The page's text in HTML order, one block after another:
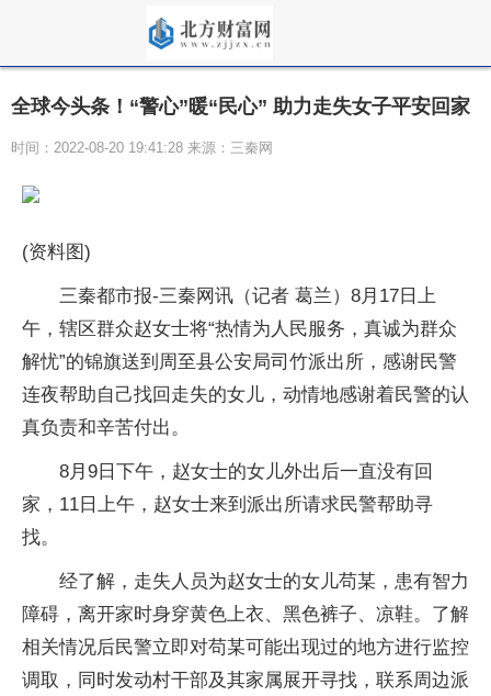
全球今头条！“警心”暖“民心” 助力走失女子平安回家
时间：2022-08-20 19:41:28 来源：三秦网
(资料图)
三秦都市报-三秦网讯（记者 葛兰）8月17日上
午，辖区群众赵女士将“热情为人民服务，真诚为群众
解忧”的锦旗送到周至县公安局司竹派出所，感谢民警
连夜帮助自己找回走失的女儿，动情地感谢着民警的认
真负责和辛苦付出。
8月9日下午，赵女士的女儿外出后一直没有回
家，11日上午，赵女士来到派出所请求民警帮助寻
找。
经了解，走失人员为赵女士的女儿苟某，患有智力
障碍，离开家时身穿黄色上衣、黑色裤子、凉鞋。了解
相关情况后民警立即对苟某可能出现过的地方进行监控
调取，同时发动村干部及其家属展开寻找，联系周边派